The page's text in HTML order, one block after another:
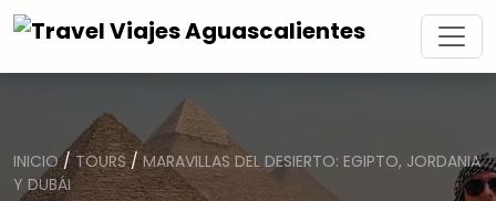
INICIO/TOURS/MARAVILLAS DEL DESIERTO: EGIPTO, JORDANIA
Y DUBÁI